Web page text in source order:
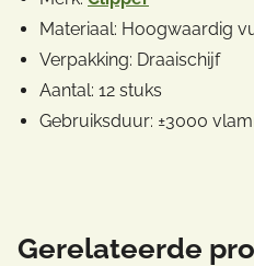
Materiaal: Hoogwaardig
Verpakking: Draaischijf
Aantal: 12 stuks
Gebruiksduur: ±3000
Gerelateerde